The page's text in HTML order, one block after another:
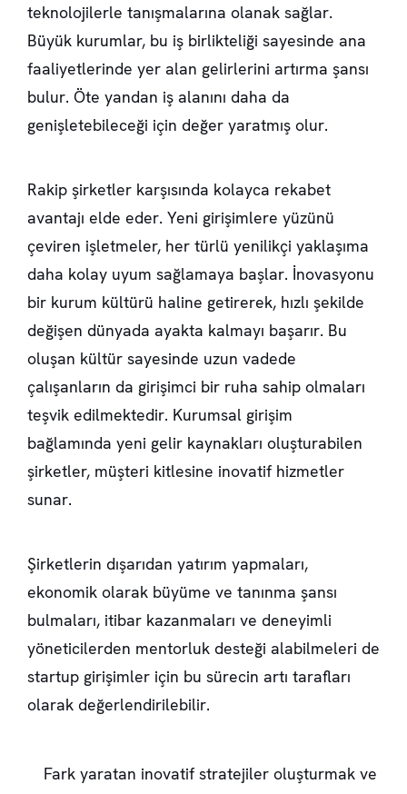
teknolojilerle tanışmalarına olanak sağlar.
Büyük kurumlar, bu iş birlikteliği sayesinde ana
faaliyetlerinde yer alan gelirlerini artırma şansı
bulur. Öte yandan iş alanını daha da
genişletebileceği için değer yaratmış olur.
Rakip şirketler karşısında kolayca rekabet
avantajı elde eder. Yeni girişimlere yüzünü
çeviren işletmeler, her türlü yenilikçi yaklaşıma
daha kolay uyum sağlamaya başlar. İnovasyonu
bir kurum kültürü haline getirerek, hızlı şekilde
değişen dünyada ayakta kalmayı başarır. Bu
oluşan kültür sayesinde uzun vadede
çalışanların da girişimci bir ruha sahip olmaları
teşvik edilmektedir. Kurumsal girişim
bağlamında yeni gelir kaynakları oluşturabilen
şirketler, müşteri kitlesine inovatif hizmetler
sunar.
Şirketlerin dışarıdan yatırım yapmaları,
ekonomik olarak büyüme ve tanınma şansı
bulmaları, itibar kazanmaları ve deneyimli
yöneticilerden mentorluk desteği alabilmeleri de
startup girişimler için bu sürecin artı tarafları
olarak değerlendirilebilir.
Fark yaratan inovatif stratejiler oluşturmak ve